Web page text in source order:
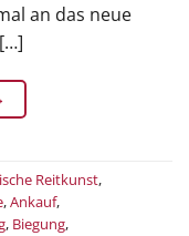
an das neue
Reitkunst,
,Ankauf,
, Biegung,